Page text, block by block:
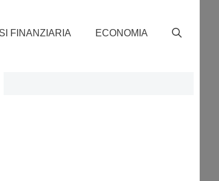
FINANZIARIA ECONOMIA